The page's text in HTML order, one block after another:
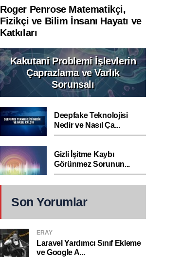
Roger Penrose Matematikçi,
Fizikçi ve Bilim İnsanı Hayatı ve
Katkıları
Kakutani Problemi İşlevlerin
Çaprazlama ve Varlık
Sorunsalı
Deepfake Teknolojisi
Nedir ve Nasıl Ça...
Gizli İşitme Kaybı
Görünmez Sorunun...
Son Yorumlar
ERAY
Laravel Yardımcı Sınıf Ekleme
ve Google A...